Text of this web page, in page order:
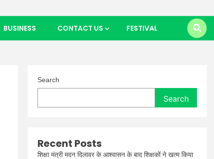
BUSINESS CONTACT US FESTIVAL
Search
Search
Recent Posts
शिक्षा मंत्री मदन दिलावर के आश्वासन के बाद शिक्षकों ने खत्म किया